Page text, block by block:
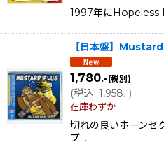
1997年にHopeless
【日本盤】
1,780.-(税別)
(税込: 1,958.-)
在庫わずか
切れの良いホーン
プ…